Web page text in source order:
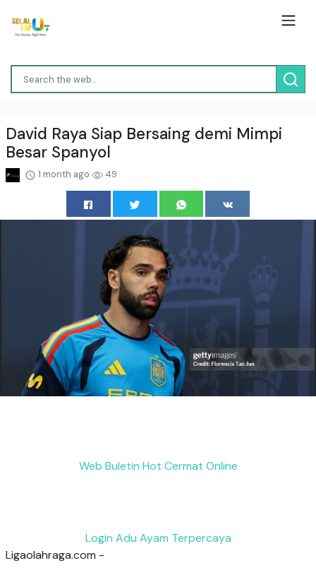
David Raya Siap Bersaing demi Mimpi
Besar Spanyol
1 month ago 49
Web Buletin Hot Cermat Online
Login Adu Ayam Terpercaya
Ligaolahraga.com -